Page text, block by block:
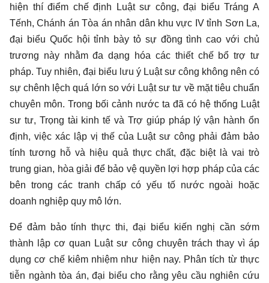
hiện thí điểm chế định Luật sư công, đại biểu Tráng A
Tếnh, Chánh án Tòa án nhân dân khu vực IV tỉnh Sơn La,
đại biểu Quốc hội tỉnh bày tỏ sự đồng tình cao với chủ
trương này nhằm đa dạng hóa các thiết chế bổ trợ tư
pháp. Tuy nhiên, đại biểu lưu ý Luật sư công không nên có
sự chênh lệch quá lớn so với Luật sư tư về mặt tiêu chuẩn
chuyên môn. Trong bối cảnh nước ta đã có hệ thống Luật
sư tư, Trọng tài kinh tế và Trợ giúp pháp lý vận hành ổn
định, việc xác lập vị thế của Luật sư công phải đảm bảo
tính tương hỗ và hiệu quả thực chất, đặc biệt là vai trò
trung gian, hòa giải để bảo vệ quyền lợi hợp pháp của các
bên trong các tranh chấp có yếu tố nước ngoài hoặc
doanh nghiệp quy mô lớn.
Để đảm bảo tính thực thi, đại biểu kiến nghị cần sớm
thành lập cơ quan Luật sư công chuyên trách thay vì áp
dụng cơ chế kiêm nhiệm như hiện nay. Phân tích từ thực
tiễn ngành tòa án, đại biểu cho rằng yêu cầu nghiên cứu